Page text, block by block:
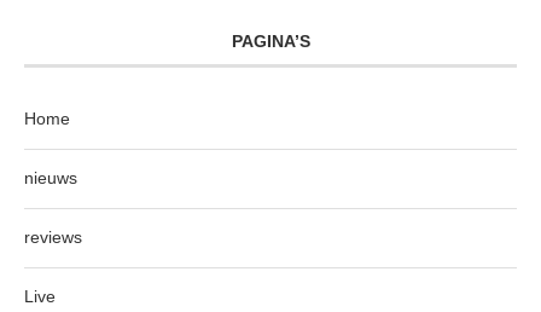
PAGINA’S
Home
nieuws
reviews
Live